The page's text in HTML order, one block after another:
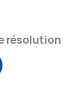
résolution